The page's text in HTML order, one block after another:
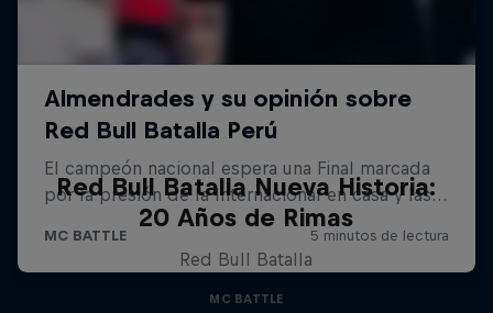
Red Bull Batalla Nueva Historia:
20 Años de Rimas
Red Bull Batalla
MC BATTLE